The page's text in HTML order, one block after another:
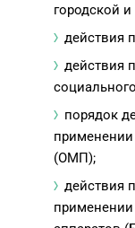
городской
действия
действия
порядок
(ОМП);
действия